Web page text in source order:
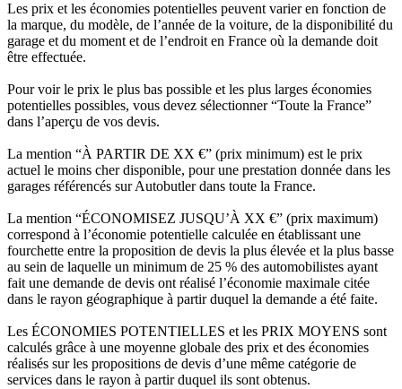
Les prix et les économies potentielles peuvent varier en fonction de
la marque, du modèle, de l’année de la voiture, de la disponibilité du
garage et du moment et de l’endroit en France où la demande doit
être effectuée.
Pour voir le prix le plus bas possible et les plus larges économies
potentielles possibles, vous devez sélectionner “Toute la France”
dans l’aperçu de vos devis.
La mention “À PARTIR DE XX €” (prix minimum) est le prix
actuel le moins cher disponible, pour une prestation donnée dans les
garages référencés sur Autobutler dans toute la France.
La mention “ÉCONOMISEZ JUSQU’À XX €” (prix maximum)
correspond à l’économie potentielle calculée en établissant une
fourchette entre la proposition de devis la plus élevée et la plus basse
au sein de laquelle un minimum de 25 % des automobilistes ayant
fait une demande de devis ont réalisé l’économie maximale citée
dans le rayon géographique à partir duquel la demande a été faite.
Les ÉCONOMIES POTENTIELLES et les PRIX MOYENS sont
calculés grâce à une moyenne globale des prix et des économies
réalisés sur les propositions de devis d’une même catégorie de
services dans le rayon à partir duquel ils sont obtenus.